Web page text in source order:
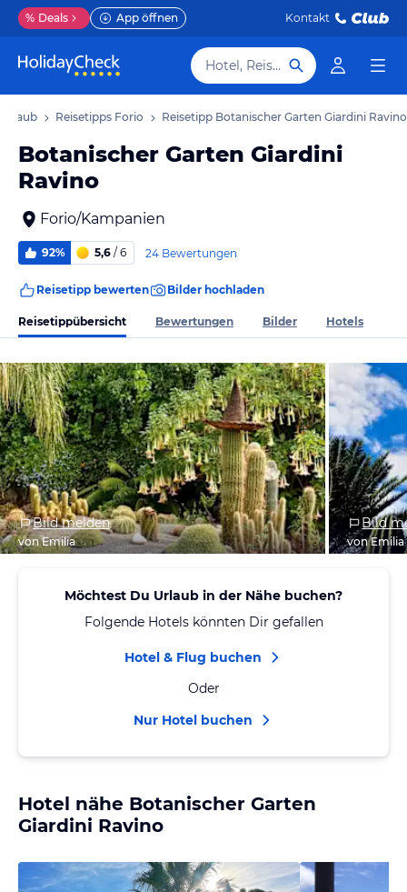
% Deals App öffnen Kontakt
Hotel, Reiseziel
Reisetipps Forio Reisetipp Botanischer Garten Giardini Ravino
Botanischer Garten Giardini
Ravino
Forio/Kampanien
92% 5,6 / 6 24 Bewertungen
Reisetipp bewerten Bilder hochladen
Reisetippübersicht Bewertungen Bilder Hotels
Bild melden
von Emilia
Bild
von Emilia
Möchtest Du Urlaub in der Nähe buchen?
Folgende Hotels könnten Dir gefallen
Hotel & Flug buchen
Oder
Nur Hotel buchen
Hotel nähe Botanischer Garten
Giardini Ravino